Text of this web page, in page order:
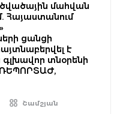
մահվան
Հայաստանում
ցանցի
է
գլխավոր տնօրենի
Շամշյան